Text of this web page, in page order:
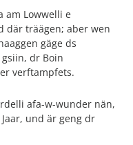
am Lowwelli e
där träägen; aber wen
gäge ds
dr Boin
verftampfets.
afa-w-wunder nän,
und är geng dr